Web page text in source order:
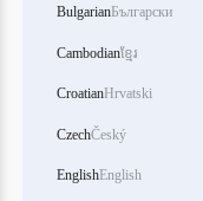
BulgarianБългарски
Cambodianខ្មែរ
CroatianHrvatski
CzechČeský
EnglishEnglish